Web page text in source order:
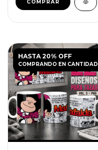
HASTA 20% OFF
COMPRANDO EN CANTIDAD